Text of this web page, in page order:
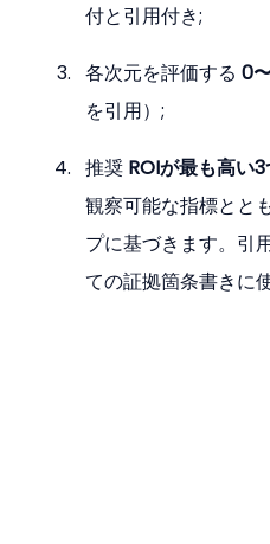
付と引用付き;
各次元を評価する 0
を引用）;
推奨 ROIが最も高い
観察可能な指標とと
プに基づきます。引
ての証拠箇条書きに